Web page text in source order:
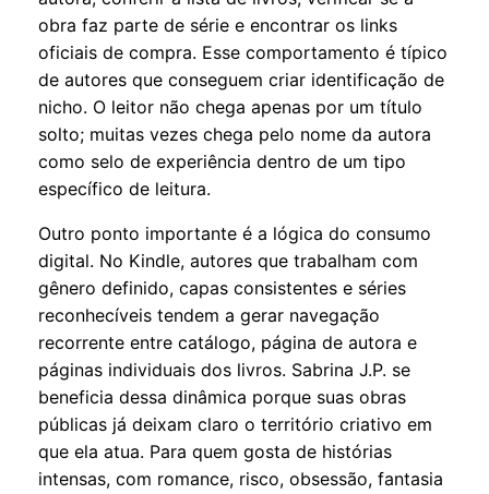
obra faz parte de série e encontrar os links
oficiais de compra. Esse comportamento é típico
de autores que conseguem criar identificação de
nicho. O leitor não chega apenas por um título
solto; muitas vezes chega pelo nome da autora
como selo de experiência dentro de um tipo
específico de leitura.
Outro ponto importante é a lógica do consumo
digital. No Kindle, autores que trabalham com
gênero definido, capas consistentes e séries
reconhecíveis tendem a gerar navegação
recorrente entre catálogo, página de autora e
páginas individuais dos livros. Sabrina J.P. se
beneficia dessa dinâmica porque suas obras
públicas já deixam claro o território criativo em
que ela atua. Para quem gosta de histórias
intensas, com romance, risco, obsessão, fantasia